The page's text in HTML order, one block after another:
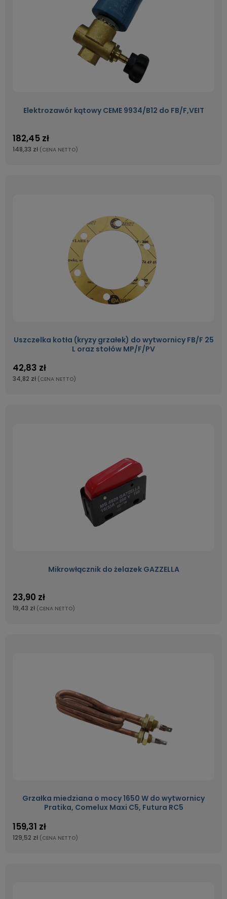
Elektrozawór kątowy CEME 9934/B12 do FB/F,VEIT
182,45 zł
148,33 zł (CENA NETTO)
Uszczelka kotła (kryzy grzałek) do wytwornicy FB/F 25
L oraz stołów MP/F/PV
42,83 zł
34,82 zł (CENA NETTO)
Mikrowłącznik do żelazek GAZZELLA
23,90 zł
19,43 zł (CENA NETTO)
Grzałka miedziana o mocy 1650 W do wytwornicy
Pratika, Comelux Maxi C5, Futura RC5
159,31 zł
129,52 zł (CENA NETTO)